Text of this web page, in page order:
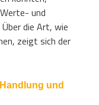
und
die Art, wie
zeigt sich der
und